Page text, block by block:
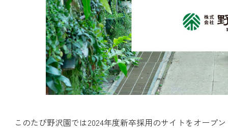
このたび野沢園では2024年度新卒採用のサイトをオープ